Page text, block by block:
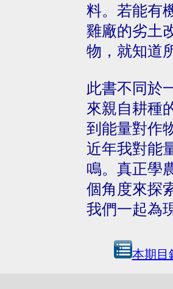
料。若能有
雞廠的劣土
物，就知道
此書不同於
來親自耕種
到能量對作
近年我對能
鳴。真正學
個角度來探
我們一起為
本期目